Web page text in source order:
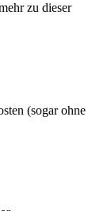
zu dieser
(sogar ohne